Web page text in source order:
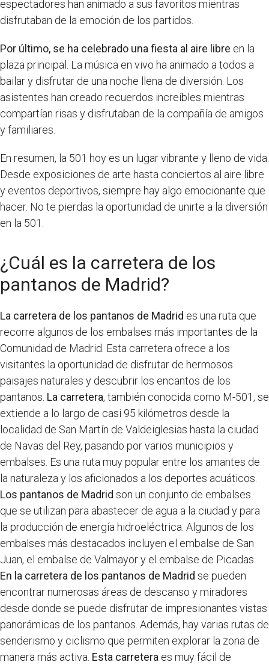
espectadores han animado a sus favoritos mientras
disfrutaban de la emoción de los partidos.
Por último, se ha celebrado una fiesta al aire libre en la
plaza principal. La música en vivo ha animado a todos a
bailar y disfrutar de una noche llena de diversión. Los
asistentes han creado recuerdos increíbles mientras
compartían risas y disfrutaban de la compañía de amigos
y familiares.
En resumen, la 501 hoy es un lugar vibrante y lleno de vida.
Desde exposiciones de arte hasta conciertos al aire libre
y eventos deportivos, siempre hay algo emocionante que
hacer. No te pierdas la oportunidad de unirte a la diversión
en la 501.
¿Cuál es la carretera de los
pantanos de Madrid?
La carretera de los pantanos de Madrid es una ruta que
recorre algunos de los embalses más importantes de la
Comunidad de Madrid. Esta carretera ofrece a los
visitantes la oportunidad de disfrutar de hermosos
paisajes naturales y descubrir los encantos de los
pantanos. La carretera, también conocida como M-501, se
extiende a lo largo de casi 95 kilómetros desde la
localidad de San Martín de Valdeiglesias hasta la ciudad
de Navas del Rey, pasando por varios municipios y
embalses. Es una ruta muy popular entre los amantes de
la naturaleza y los aficionados a los deportes acuáticos.
Los pantanos de Madrid son un conjunto de embalses
que se utilizan para abastecer de agua a la ciudad y para
la producción de energía hidroeléctrica. Algunos de los
embalses más destacados incluyen el embalse de San
Juan, el embalse de Valmayor y el embalse de Picadas.
En la carretera de los pantanos de Madrid se pueden
encontrar numerosas áreas de descanso y miradores
desde donde se puede disfrutar de impresionantes vistas
panorámicas de los pantanos. Además, hay varias rutas de
senderismo y ciclismo que permiten explorar la zona de
manera más activa. Esta carretera es muy fácil de